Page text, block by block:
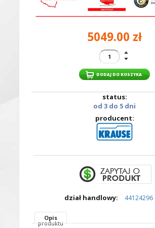
5049.00 zł
status:
od 3 do 5 dni
producent:
dział handlowy: 44124296
Opis
produktu